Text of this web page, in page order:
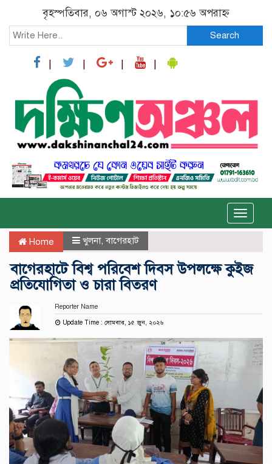
বৃহস্পতিবার, ০৬ অগাস্ট ২০২৬, ১০:৫৬ অপরাহ্ন
Search
Toggle
Home খুলনা,বাগেরহাট
বাগেরহাটে বিশ্ব পরিবেশ দিবস উপলক্ষে কুইজ
প্রতিযোগিতা ও চারা বিতরণ
Reporter Name
Update Time : সোমবার, ১৫ জুন, ২০২৬